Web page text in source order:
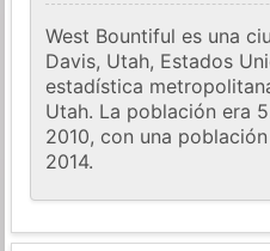
West Bountiful es una
Davis, Utah, Estados
estadística
Utah. La población era
2010, con una
2014.